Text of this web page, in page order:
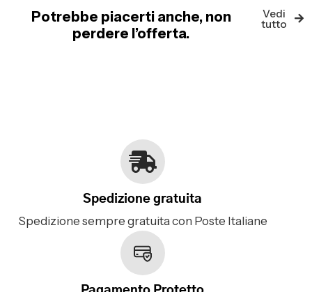
Potrebbe piacerti anche, non
perdere l’offerta.
Vedi
tutto
Spedizione gratuita
Spedizione sempre gratuita con Poste Italiane